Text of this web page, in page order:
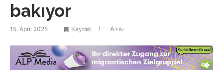
bakıyor
15. April 2025 Kaydet A+A-